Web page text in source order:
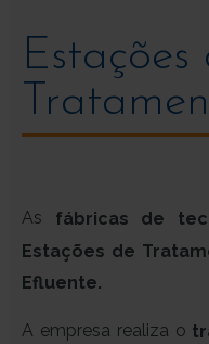
Estações
As fábricas de
Estações de
Efluente.
A empresa realiza o